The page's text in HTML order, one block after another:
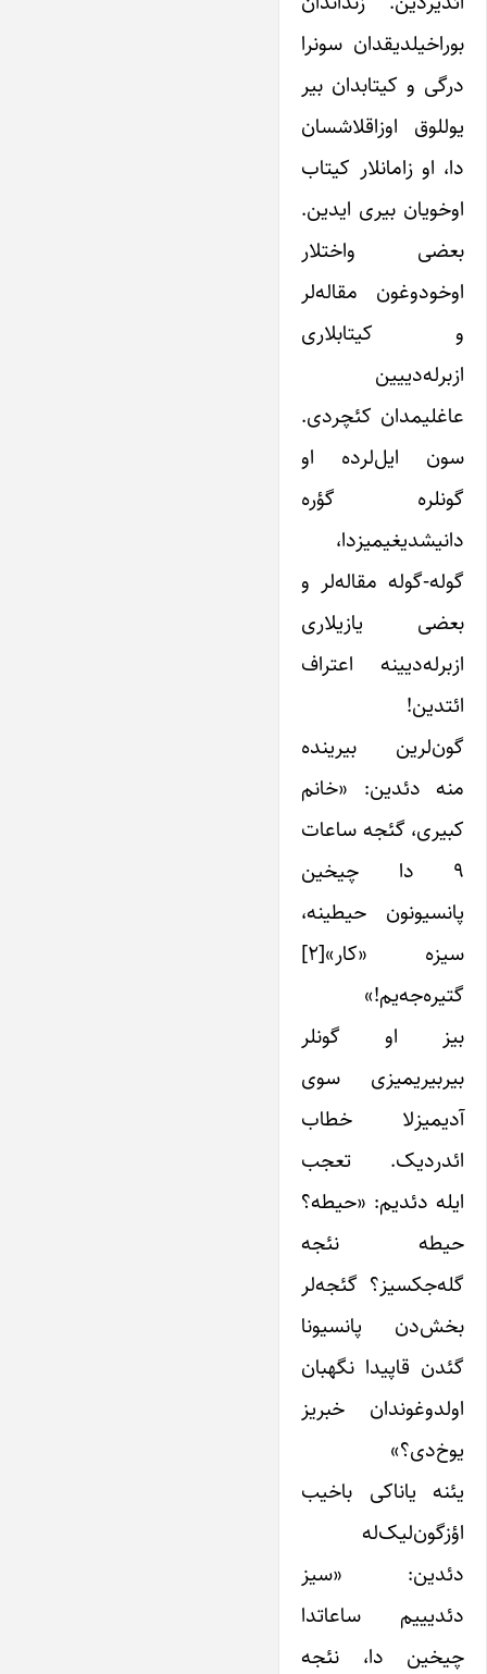
بوراخیلدیقدان سونرا
درگی و کیتابدان بیر
یوللوق اوزاقلاشسان
دا، او زامانلار کیتاب
اوخویان بیری ایدین.
بعضی واختلار
اوخودوغون مقاله‌لر
و کیتابلاری
ازبرله‌دییین
عاغلیمدان کئچردی.
سون ایل‌لرده او
گونلره گؤره
دانیشدیغیمیزدا،
گوله-گوله مقاله‌لر و
بعضی یازیلاری
ازبرله‌دیینه اعتراف
ائتدین!
گون‌لرین بیرینده
منه دئدین: «خانم
کبیری، گئجه ساعات
۹ دا چیخین
پانسیونون حیطینه،
سیزه «کار»[۲]
گتیره‌جه‌یم!»
بیز او گونلر
بیربیریمیزی سوی
آدیمیزلا خطاب
ائدردیک. تعجب
ایله دئدیم: «حیطه؟
حیطه نئجه
گله‌جکسیز؟ گئجه‌لر
بخش‌دن پانسیونا
گئدن قاپیدا نگهبان
اولدوغوندان خبریز
یوخ‌‌دی؟»
یئنه یاناکی باخیب
اؤزگون‌لیک‌له
دئدین: «سیز
دئدیییم ساعاتدا
چیخین دا، نئجه‌